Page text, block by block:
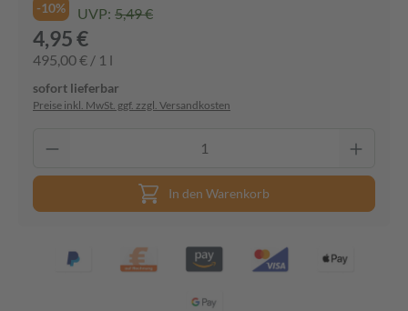
-10% UVP: 5,49 €
4,95 €
495,00 € / 1 l
sofort lieferbar
Preise inkl. MwSt. ggf. zzgl. Versandkosten
In den Warenkorb